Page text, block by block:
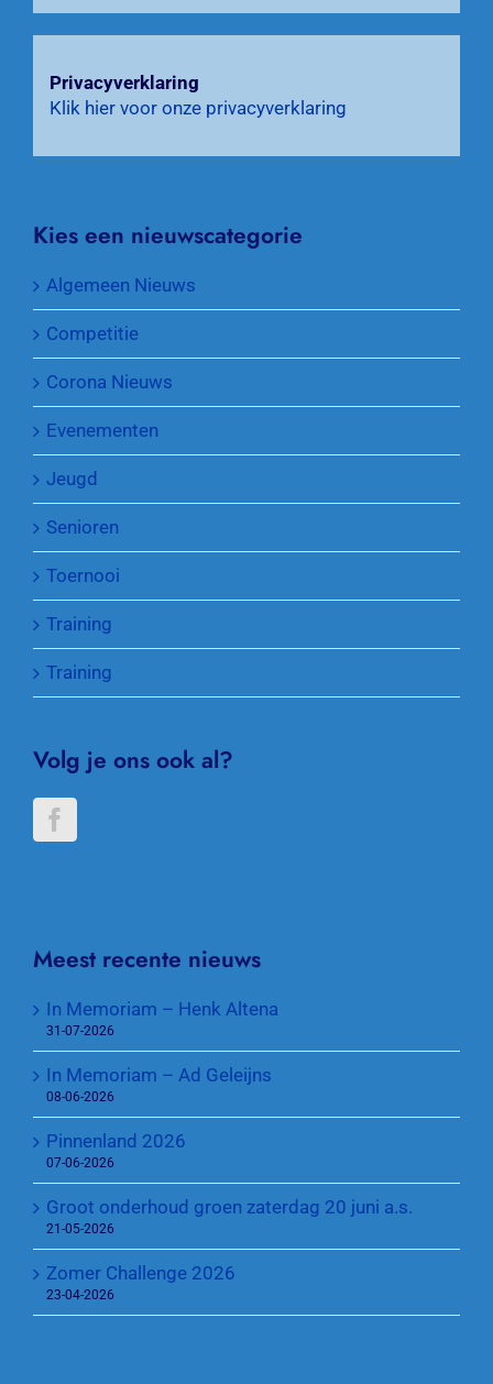
Privacyverklaring
Klik hier voor onze privacyverklaring
Kies een nieuwscategorie
Algemeen Nieuws
Competitie
Corona Nieuws
Evenementen
Jeugd
Senioren
Toernooi
Training
Training
Volg je ons ook al?
Meest recente nieuws
In Memoriam – Henk Altena
31-07-2026
In Memoriam – Ad Geleijns
08-06-2026
Pinnenland 2026
07-06-2026
Groot onderhoud groen zaterdag 20 juni a.s.
21-05-2026
Zomer Challenge 2026
23-04-2026